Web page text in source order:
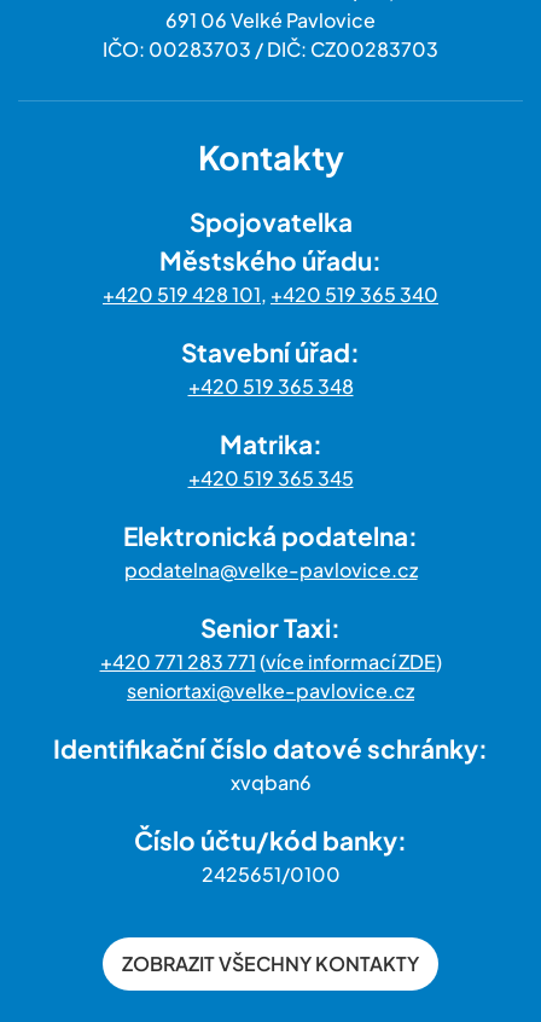
691 06 Velké Pavlovice
IČO: 00283703 / DIČ: CZ00283703
Kontakty
Spojovatelka
Městského úřadu:
+420 519 428 101, +420 519 365 340
Stavební úřad:
+420 519 365 348
Matrika:
+420 519 365 345
Elektronická podatelna:
podatelna@velke-pavlovice.cz
Senior Taxi:
+420 771 283 771(více informací ZDE)
seniortaxi@velke-pavlovice.cz
Identifikační číslo datové schránky:
xvqban6
Číslo účtu/kód banky:
2425651/0100
ZOBRAZIT VŠECHNY KONTAKTY